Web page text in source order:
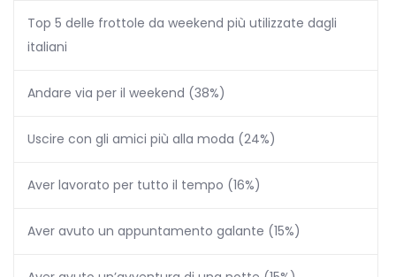
Top 5 delle frottole da weekend più utilizzate dagli
italiani
Andare via per il weekend (38%)
Uscire con gli amici più alla moda (24%)
Aver lavorato per tutto il tempo (16%)
Aver avuto un appuntamento galante (15%)